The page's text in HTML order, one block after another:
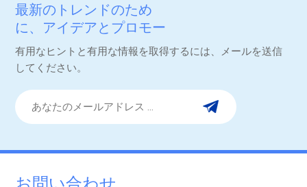
最新のトレンドのため
に、アイデアとプロモー
ション。
有用なヒントと有用な情報を取得するには、メールを送信
してください。